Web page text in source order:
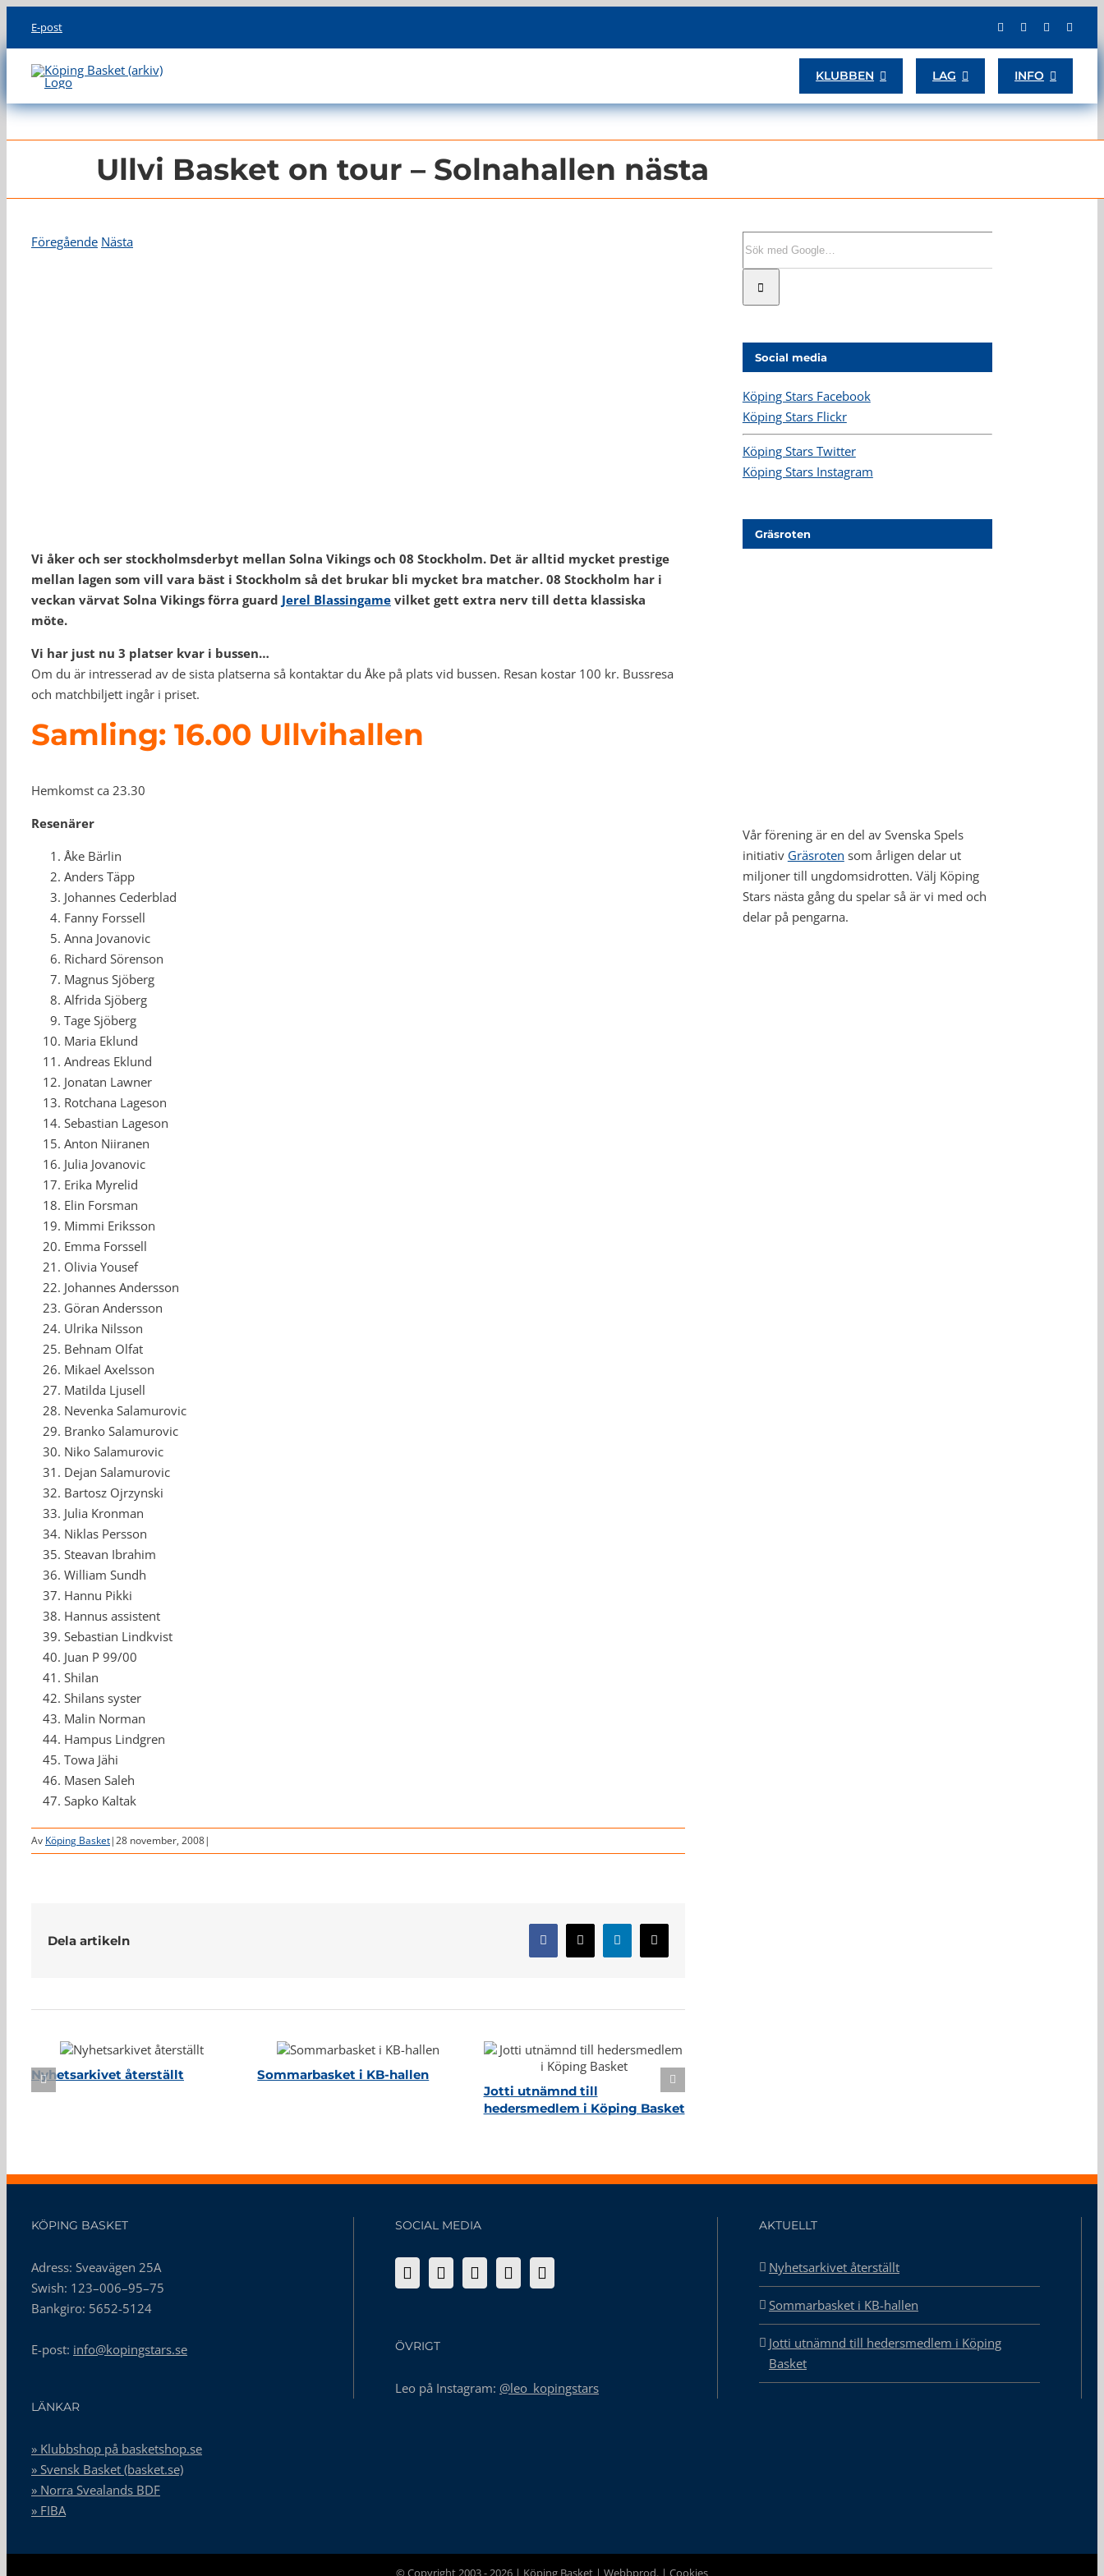
content
E-post
KLUBBEN LAG INFO
Ullvi Basket on tour – Solnahallen nästa
Föregående Nästa
Vi åker och ser stockholmsderbyt mellan Solna Vikings och 08 Stockholm. Det är alltid mycket prestige
mellan lagen som vill vara bäst i Stockholm så det brukar bli mycket bra matcher. 08 Stockholm har i
veckan värvat Solna Vikings förra guard Jerel Blassingame vilket gett extra nerv till detta klassiska
möte.
Vi har just nu 3 platser kvar i bussen…
Om du är intresserad av de sista platserna så kontaktar du Åke på plats vid bussen. Resan kostar 100 kr. Bussresa
och matchbiljett ingår i priset.
Samling: 16.00 Ullvihallen
Hemkomst ca 23.30
Resenärer
Åke Bärlin
Anders Täpp
Johannes Cederblad
Fanny Forssell
Anna Jovanovic
Richard Sörenson
Magnus Sjöberg
Alfrida Sjöberg
Tage Sjöberg
Maria Eklund
Andreas Eklund
Jonatan Lawner
Rotchana Lageson
Sebastian Lageson
Anton Niiranen
Julia Jovanovic
Erika Myrelid
Elin Forsman
Mimmi Eriksson
Emma Forssell
Olivia Yousef
Johannes Andersson
Göran Andersson
Ulrika Nilsson
Behnam Olfat
Mikael Axelsson
Matilda Ljusell
Nevenka Salamurovic
Branko Salamurovic
Niko Salamurovic
Dejan Salamurovic
Bartosz Ojrzynski
Julia Kronman
Niklas Persson
Steavan Ibrahim
William Sundh
Hannu Pikki
Hannus assistent
Sebastian Lindkvist
Juan P 99/00
Shilan
Shilans syster
Malin Norman
Hampus Lindgren
Towa Jähi
Masen Saleh
Sapko Kaltak
Av Köping Basket|28 november, 2008|
Dela artikeln Facebook
X LinkedIn
E-
post
Nyhetsarkivet återställt
Sommarbasket i KB-hallen
Jotti utnämnd till
hedersmedlem i Köping Basket
Social media
Köping Stars Facebook
Köping Stars Flickr
Köping Stars Twitter
Köping Stars Instagram
Gräsroten
Vår förening är en del av Svenska Spels
initiativ Gräsroten som årligen delar ut
miljoner till ungdomsidrotten. Välj Köping
Stars nästa gång du spelar så är vi med och
delar på pengarna.
KÖPING BASKET
Adress: Sveavägen 25A
Swish: 123–006–95–75
Bankgiro: 5652-5124
E-post: info@kopingstars.se
SOCIAL MEDIA
ÖVRIGT
Leo på Instagram: @leo_kopingstars
AKTUELLT
Nyhetsarkivet återställt
Sommarbasket i KB-hallen
Jotti utnämnd till hedersmedlem i Köping
Basket
LÄNKAR
» Klubbshop på basketshop.se
» Svensk Basket (basket.se)
» Norra Svealands BDF
» FIBA
© Copyright 2003 - 2026 | Köping Basket | Webbprod. | Cookies